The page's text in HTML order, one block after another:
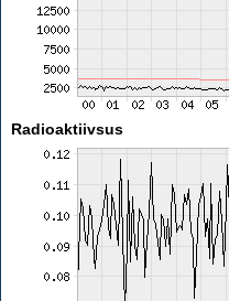
Radioaktiivsus